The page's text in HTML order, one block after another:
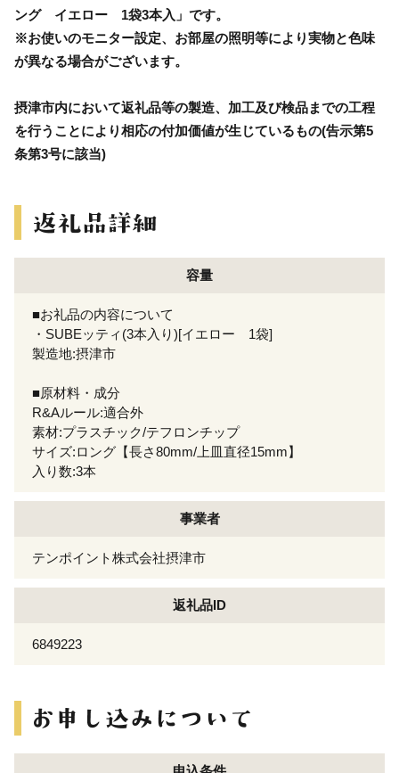
ング イエロー 1袋3本入」です。
※お使いのモニター設定、お部屋の照明等により実物と色味
が異なる場合がございます。
摂津市内において返礼品等の製造、加工及び検品までの工程
を行うことにより相応の付加価値が生じているもの(告示第5
条第3号に該当)
容量
■お礼品の内容について
・SUBEッティ(3本入り)[イエロー 1袋]
製造地:摂津市
■原材料・成分
R&Aルール:適合外
素材:プラスチック/テフロンチップ
サイズ:ロング【長さ80mm/上皿直径15mm】
入り数:3本
事業者
テンポイント株式会社摂津市
返礼品ID
6849223